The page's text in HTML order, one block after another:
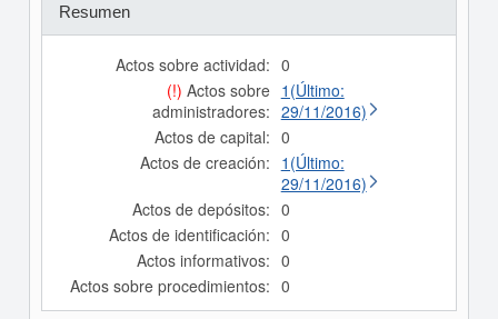
Resumen
Actos sobre actividad: 0
(!) Actos sobre
administradores:
1(Último:
29/11/2016)
Actos de capital: 0
Actos de creación: 1(Último:
29/11/2016)
Actos de depósitos: 0
Actos de identificación: 0
Actos informativos: 0
Actos sobre procedimientos: 0